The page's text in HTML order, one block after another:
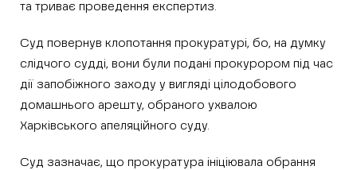
та триває проведення експертиз.
Суд повернув клопотання прокуратурі, бо, на думку
слідчого судді, вони були подані прокурором під час
дії запобіжного заходу у вигляді цілодобового
домашнього арешту, обраного ухвалою
Харківського апеляційного суду.
Суд зазначає, що прокуратура ініціювала обрання